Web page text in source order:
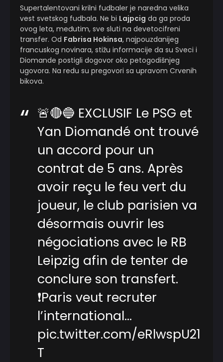
Supertalentovani krilni fudbaler je naredna velika
vest svetskog fudbala. Ne bi Lajpcig da ga proda
ovog leta, međutim, sve sluti na devetocifreni
transfer. Od Fabrisa Hokinsa, najpouzdanijeg
francuskog novinara, stižu informacije da su Sveci i
Diomande postigli dogovor oko petogodišnjeg
ugovora. Na redu su pregovori sa upravom Crvenih
bikova.
🚨🔴🔵 EXCLUSIF Le PSG et
Yan Diomandé ont trouvé
un accord pour un
contrat de 5 ans. Après
avoir reçu le feu vert du
joueur, le club parisien va
désormais ouvrir les
négociations avec le RB
Leipzig afin de tenter de
conclure son transfert.
❗️Paris veut recruter
l’international…
pic.twitter.com/eRlwspU21
T